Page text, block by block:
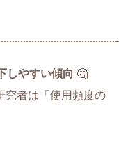
しやすい傾向 🤔
究者は「使用頻度の